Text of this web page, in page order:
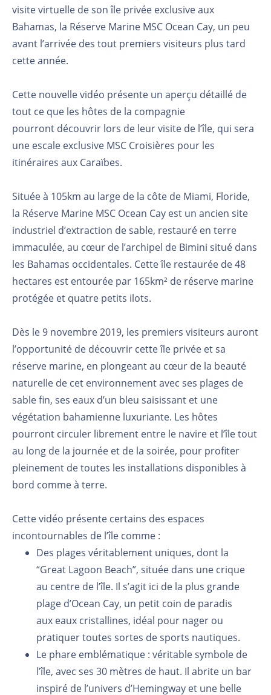
visitevirtuelle de son île privée exclusive aux
Bahamas, la Réserve Marine MSC Ocean Cay, un peu
avant l’arrivée des tout premiers visiteurs plus tard
cette année.
Cette nouvelle vidéo présente un aperçu détaillé de
tout ce que les hôtes de la compagnie
pourront découvrir lors de leur visite de l’île, qui sera
une escale exclusive MSC Croisières pour les
itinéraires aux Caraïbes.
Située à 105km au large de la côte de Miami, Floride,
la Réserve Marine MSC Ocean Cay est un ancien site
industriel d’extraction de sable, restauré en terre
immaculée, au cœur de l’archipel de Bimini situé dans
les Bahamas occidentales. Cette île restaurée de 48
hectares est entourée par 165km² de réserve marine
protégée et quatre petits ilots.
Dès le 9 novembre 2019, les premiers visiteurs auront
l’opportunité de découvrir cette île privée etsa
réserve marine, en plongeant au cœur de la beauté
naturelle de cet environnement avec ses plages de
sable fin, ses eaux d’un bleu saisissant et une
végétation bahamienne luxuriante. Les hôtes
pourront circuler librement entre le navire et l’île tout
au long de la journée et de la soirée, pour profiter
pleinement de toutes les installations disponibles à
bord comme à terre.
Cette vidéo présente certains des espaces
incontournables de l’île comme :
Des plages véritablement uniques, dont la
“Great Lagoon Beach”, située dans une crique
au centre de l’île. Il s’agit ici de la plus grande
plage d’Ocean Cay, un petit coin de paradis
aux eaux cristallines, idéal pour nager ou
pratiquer toutes sortes de sports nautiques.
Le phare emblématique : véritable symbole de
l’île, avec ses 30 mètres de haut. Il abrite un bar
inspiré de l’univers d’Hemingway et une belle